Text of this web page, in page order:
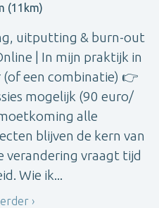
(11km)
uitputting & burn-out
| In mijn praktijk in
(of een combinatie) 👉
mogelijk (90 euro/
alle
blijven de kern van
verandering vraagt tijd
Wie ik...